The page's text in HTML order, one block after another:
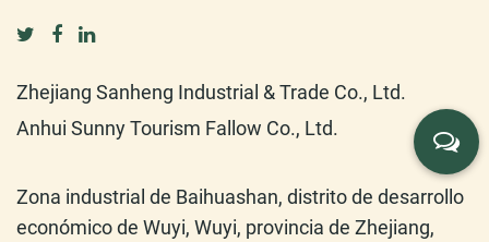
Zhejiang Sanheng Industrial & Trade Co., Ltd.
Anhui Sunny Tourism Fallow Co., Ltd.
Zona industrial de Baihuashan, distrito de desarrollo
económico de Wuyi, Wuyi, provincia de Zhejiang,